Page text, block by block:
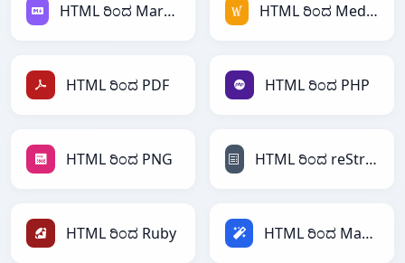
HTML ರಿಂದ Markdown HTML ರಿಂದ MediaWiki
HTML ರಿಂದ PDF HTML ರಿಂದ PHP
HTML ರಿಂದ PNG HTML ರಿಂದ reStructuredText
HTML ರಿಂದ Ruby HTML ರಿಂದ Magic